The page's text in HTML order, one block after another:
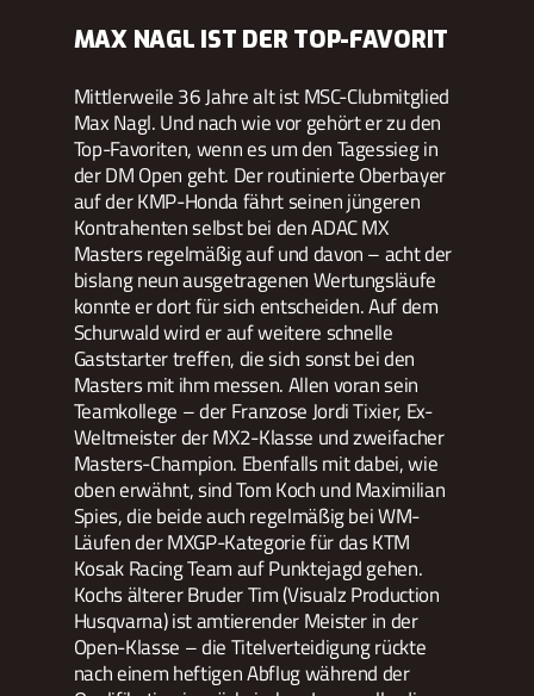
MAX NAGL IST DER TOP-FAVORIT
Mittlerweile 36 Jahre alt ist MSC-Clubmitglied
Max Nagl. Und nach wie vor gehört er zu den
Top-Favoriten, wenn es um den Tagessieg in
der DM Open geht. Der routinierte Oberbayer
auf der KMP-Honda fährt seinen jüngeren
Kontrahenten selbst bei den ADAC MX
Masters regelmäßig auf und davon – acht der
bislang neun ausgetragenen Wertungsläufe
konnte er dort für sich entscheiden. Auf dem
Schurwald wird er auf weitere schnelle
Gaststarter treffen, die sich sonst bei den
Masters mit ihm messen. Allen voran sein
Teamkollege – der Franzose Jordi Tixier, Ex-
Weltmeister der MX2-Klasse und zweifacher
Masters-Champion. Ebenfalls mit dabei, wie
oben erwähnt, sind Tom Koch und Maximilian
Spies, die beide auch regelmäßig bei WM-
Läufen der MXGP-Kategorie für das KTM
Kosak Racing Team auf Punktejagd gehen.
Kochs älterer Bruder Tim (Visualz Production
Husqvarna) ist amtierender Meister in der
Open-Klasse – die Titelverteidigung rückte
nach einem heftigen Abflug während der